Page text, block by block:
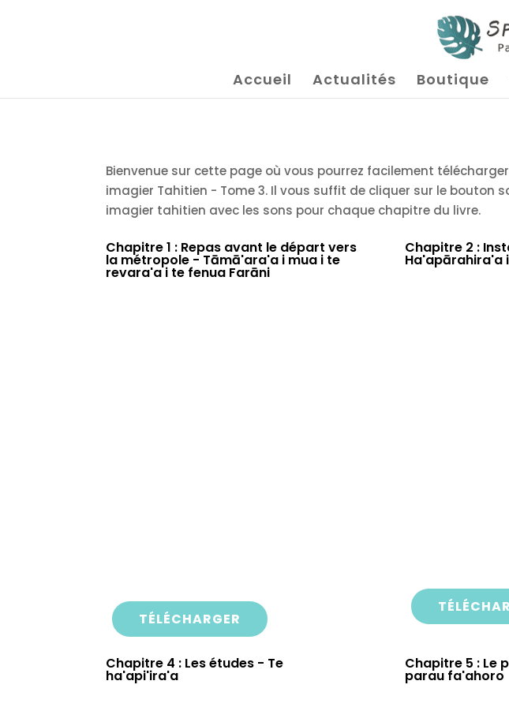
Accueil Actualités Boutique
Bienvenue sur cette page où vous pourrez facilement
imagier Tahitien - Tome 3. Il vous suffit de cliquer sur le bouton
imagier tahitien avec les sons pour chaque chapitre du livre.
Chapitre 1 : Repas avant le départ vers
la métropole - Tāmā'ara'a i mua i te
revara'a i te fenua Farāni
TÉLÉCHARGER
Chapitre 2 :
Ha'apārahira'a
Chapitre 4 : Les études - Te
ha'api'ira'a
Chapitre 5 : Le
parau fa'ahoro